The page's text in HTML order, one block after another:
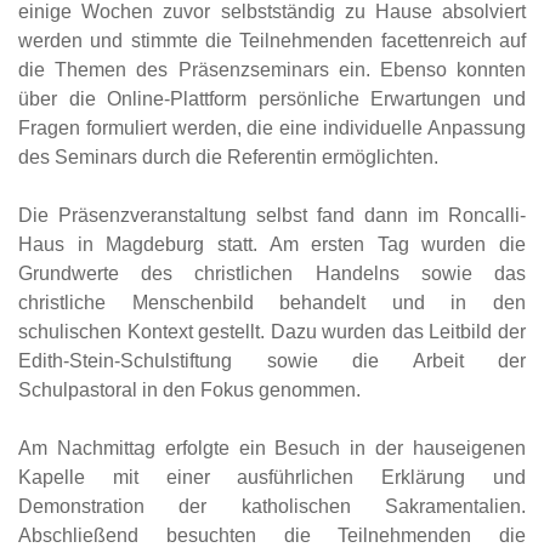
einige Wochen zuvor selbstständig zu Hause absolviert
werden und stimmte die Teilnehmenden facettenreich auf
die Themen des Präsenzseminars ein. Ebenso konnten
über die Online-Plattform persönliche Erwartungen und
Fragen formuliert werden, die eine individuelle Anpassung
des Seminars durch die Referentin ermöglichten.
Die Präsenzveranstaltung selbst fand dann im Roncalli-
Haus in Magdeburg statt. Am ersten Tag wurden die
Grundwerte des christlichen Handelns sowie das
christliche Menschenbild behandelt und in den
schulischen Kontext gestellt. Dazu wurden das Leitbild der
Edith-Stein-Schulstiftung sowie die Arbeit der
Schulpastoral in den Fokus genommen.
Am Nachmittag erfolgte ein Besuch in der hauseigenen
Kapelle mit einer ausführlichen Erklärung und
Demonstration der katholischen Sakramentalien.
Abschließend besuchten die Teilnehmenden die